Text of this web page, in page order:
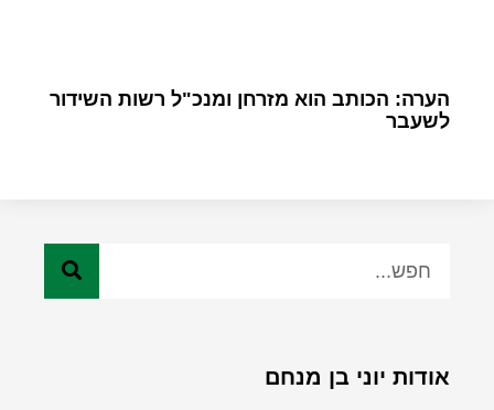
הערה: הכותב הוא מזרחן ומנכ"ל רשות השידור
לשעבר
אודות יוני בן מנחם